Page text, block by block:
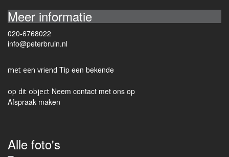
Meer informatie
020-6768022
info@peterbruin.nl
Tip een bekende
Neem contact met ons op
Afspraak maken
Alle foto's